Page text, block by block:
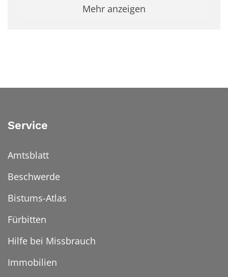
Mehr anzeigen
Service
Amtsblatt
Beschwerde
Bistums-Atlas
Fürbitten
Hilfe bei Missbrauch
Immobilien